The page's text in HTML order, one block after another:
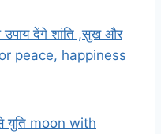
उपाय देंगे शांति ,सुख और
peace, happiness
युति moon with